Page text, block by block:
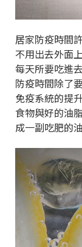
居家防疫時間
不用出去外面
每天所要吃進
防疫時間除了
免疫系統的提
食物與好的油
成一副吃肥的